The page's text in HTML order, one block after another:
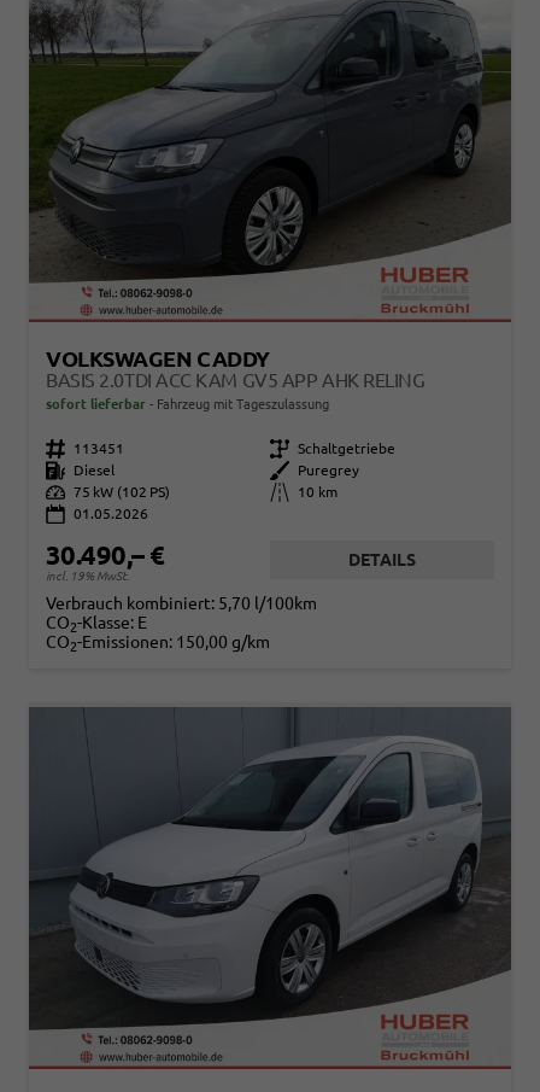
VOLKSWAGEN CADDY
BASIS 2.0TDI ACC KAM GV5 APP AHK RELING
sofort lieferbar Fahrzeug mit Tageszulassung
Fahrzeugnr. 113451 Getriebe Schaltgetriebe
Kraftstoff
Diesel Außenfarbe
Puregrey
Leistung 75 kW (102 PS) Kilometerstand
10 km
01.05.2026
30.490,– €
incl. 19% MwSt.
DETAILS
Verbrauch kombiniert: 5,70 l/100km
CO2-Klasse: E
CO2-Emissionen: 150,00 g/km